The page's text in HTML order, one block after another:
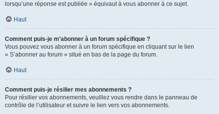
lorsqu’une réponse est publiée » équivaut à vous abonner à ce sujet.
Haut
Comment puis-je m’abonner à un forum spécifique ?
Vous pouvez vous abonner à un forum spécifique en cliquant sur le lien
« S’abonner au forum » situé en bas de la page du forum.
Haut
Comment puis-je résilier mes abonnements ?
Pour résilier vos abonnements, veuillez vous rendre dans le panneau de
contrôle de l’utilisateur et suivre le lien vers vos abonnements.